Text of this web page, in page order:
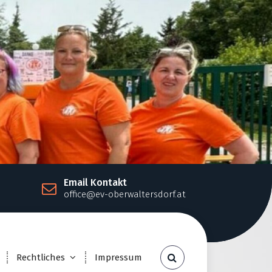
Email Kontakt
office@ev-oberwaltersdorf.at
Rechtliches Impressum